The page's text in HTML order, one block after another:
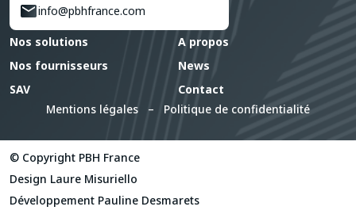
info@pbhfrance.com
Nos solutions
Nos fournisseurs
SAV
A propos
News
Contact
Mentions légales – Politique de confidentialité
© Copyright PBH France
Design Laure Misuriello
Développement Pauline Desmarets